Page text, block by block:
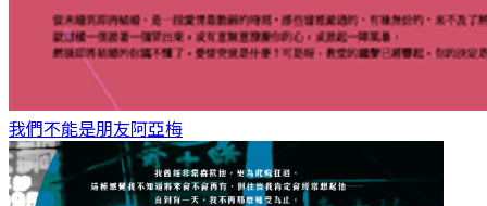
我們不能是朋友阿亞梅